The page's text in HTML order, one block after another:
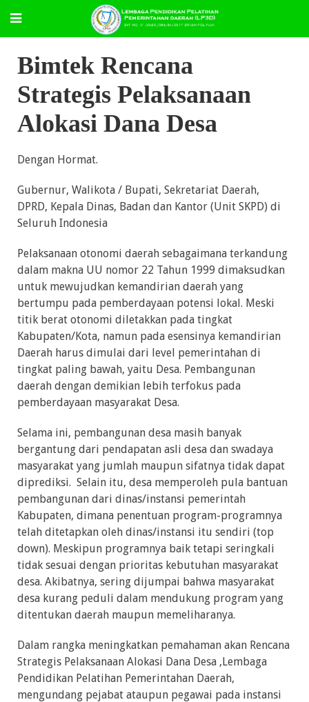
Bimtek Rencana
Strategis Pelaksanaan
Alokasi Dana Desa
Dengan Hormat.
Gubernur, Walikota / Bupati, Sekretariat Daerah,
DPRD, Kepala Dinas, Badan dan Kantor (Unit SKPD) di
Seluruh Indonesia
Pelaksanaan otonomi daerah sebagaimana terkandung
dalam makna UU nomor 22 Tahun 1999 dimaksudkan
untuk mewujudkan kemandirian daerah yang
bertumpu pada pemberdayaan potensi lokal. Meski
titik berat otonomi diletakkan pada tingkat
Kabupaten/Kota, namun pada esensinya kemandirian
Daerah harus dimulai dari level pemerintahan di
tingkat paling bawah, yaitu Desa. Pembangunan
daerah dengan demikian lebih terfokus pada
pemberdayaan masyarakat Desa.
Selama ini, pembangunan desa masih banyak
bergantung dari pendapatan asli desa dan swadaya
masyarakat yang jumlah maupun sifatnya tidak dapat
diprediksi. Selain itu, desa memperoleh pula bantuan
pembangunan dari dinas/instansi pemerintah
Kabupaten, dimana penentuan program-programnya
telah ditetapkan oleh dinas/instansi itu sendiri (top
down). Meskipun programnya baik tetapi seringkali
tidak sesuai dengan prioritas kebutuhan masyarakat
desa. Akibatnya, sering dijumpai bahwa masyarakat
desa kurang peduli dalam mendukung program yang
ditentukan daerah maupun memeliharanya.
Dalam rangka meningkatkan pemahaman akan Rencana
Strategis Pelaksanaan Alokasi Dana Desa ,Lembaga
Pendidikan Pelatihan Pemerintahan Daerah,
mengundang pejabat ataupun pegawai pada instansi